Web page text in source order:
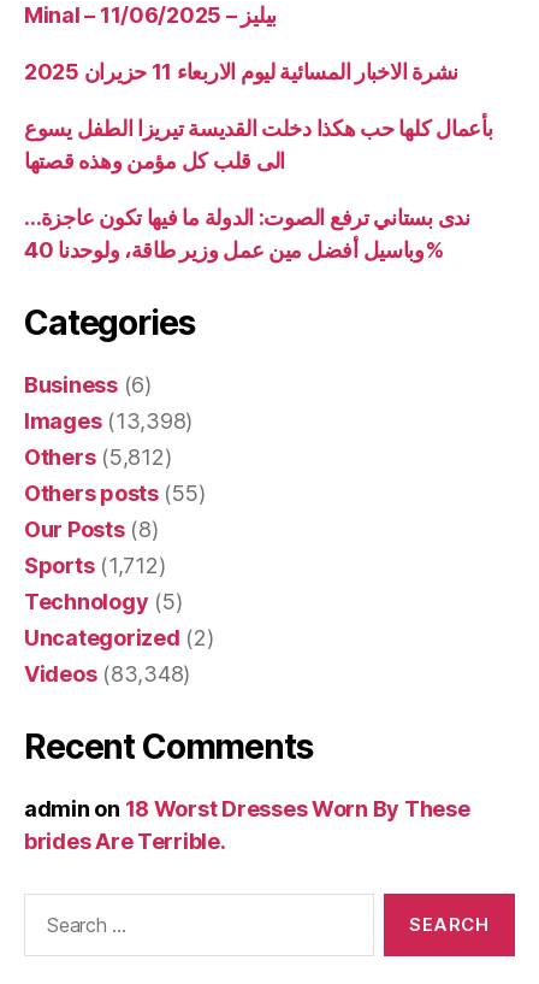
Minal – 11/06/2025 – بيليز
نشرة الاخبار المسائية ليوم الاربعاء 11 حزيران 2025
بأعمال كلها حب هكذا دخلت القديسة تيريزا الطفل يسوع
الى قلب كل مؤمن وهذه قصتها
ندى بستاني ترفع الصوت: الدولة ما فيها تكون عاجزة…
وباسيل أفضل مين عمل وزير طاقة، ولوحدنا 40%
Categories
Business(6)
Images(13,398)
Others(5,812)
Others posts(55)
Our Posts(8)
Sports(1,712)
Technology (5)
Uncategorized (2)
Videos(83,348)
Recent Comments
admin on 18 Worst Dresses Worn By These
brides Are Terrible.